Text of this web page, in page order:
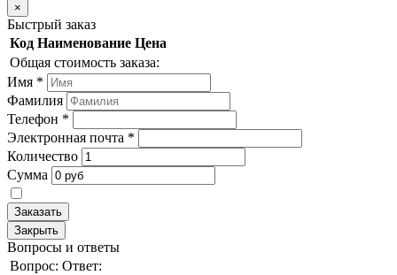
×
Быстрый заказ
Код Наименование Цена
Общая стоимость заказа:
Имя *
Фамилия
Телефон *
Электронная почта *
Количество
Сумма
Заказать
Закрыть
Вопросы и ответы
Вопрос: Ответ: